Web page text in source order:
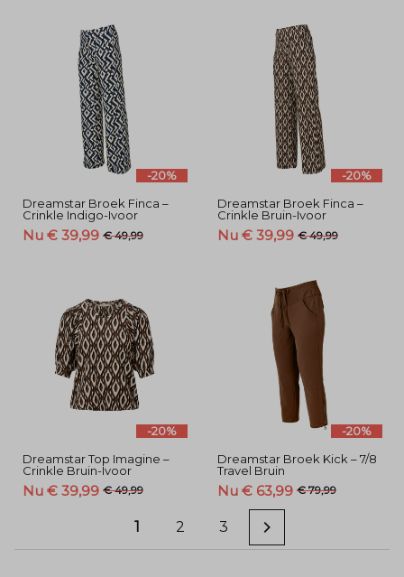
-20%
Dreamstar Broek Finca –
Crinkle Indigo-Ivoor
Nu € 39,99 € 49,99
-20%
Dreamstar Broek Finca –
Crinkle Bruin-Ivoor
Nu € 39,99 € 49,99
-20%
Dreamstar Top Imagine –
Crinkle Bruin-Ivoor
Nu € 39,99 € 49,99
-20%
Dreamstar Broek Kick – 7/8
Travel Bruin
Nu € 63,99 € 79,99
1 2 3